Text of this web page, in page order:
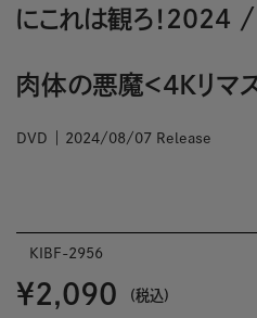
にこれは観ろ！2024 /
肉体の悪魔＜4Kリマ
DVD 2024/08/07 Release
KIBF-2956
￥2,090 (税込)